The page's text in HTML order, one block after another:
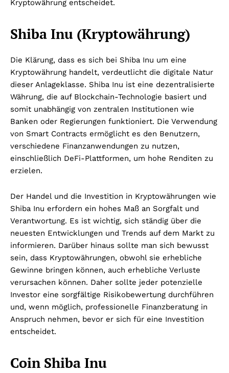
Kryptowährung entscheidet.
Shiba Inu (Kryptowährung)
Die Klärung, dass es sich bei Shiba Inu um eine
Kryptowährung handelt, verdeutlicht die digitale Natur
dieser Anlageklasse. Shiba Inu ist eine dezentralisierte
Währung, die auf Blockchain-Technologie basiert und
somit unabhängig von zentralen Institutionen wie
Banken oder Regierungen funktioniert. Die Verwendung
von Smart Contracts ermöglicht es den Benutzern,
verschiedene Finanzanwendungen zu nutzen,
einschließlich DeFi-Plattformen, um hohe Renditen zu
erzielen.
Der Handel und die Investition in Kryptowährungen wie
Shiba Inu erfordern ein hohes Maß an Sorgfalt und
Verantwortung. Es ist wichtig, sich ständig über die
neuesten Entwicklungen und Trends auf dem Markt zu
informieren. Darüber hinaus sollte man sich bewusst
sein, dass Kryptowährungen, obwohl sie erhebliche
Gewinne bringen können, auch erhebliche Verluste
verursachen können. Daher sollte jeder potenzielle
Investor eine sorgfältige Risikobewertung durchführen
und, wenn möglich, professionelle Finanzberatung in
Anspruch nehmen, bevor er sich für eine Investition
entscheidet.
Coin Shiba Inu